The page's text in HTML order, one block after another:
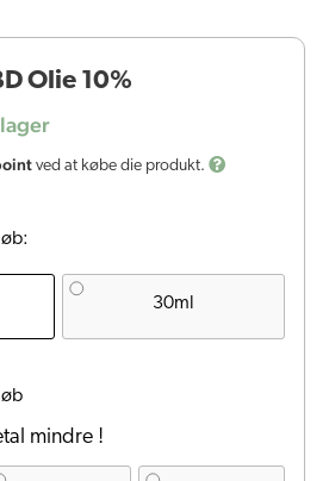
Olie 10%
ved at købe die produkt.
30ml
mindre !